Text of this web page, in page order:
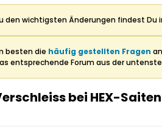
den wichtigsten Änderungen findest Du
besten die häufig gestellten Fragen
entsprechende Forum aus der
bei HEX-